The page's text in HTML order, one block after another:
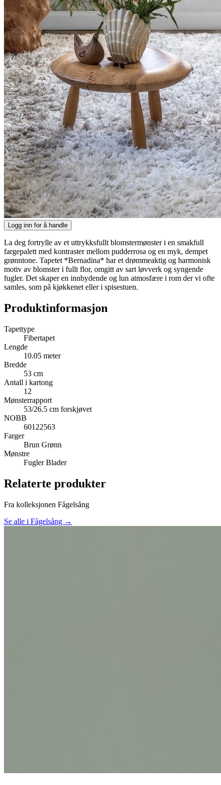
Logg inn for å handle
La deg fortrylle av et uttrykksfullt blomstermønster i en smakfull
fargepalett med kontraster mellom pudderrosa og en myk, dempet
grønntone. Tapetet *Bernadina* har et drømmeaktig og harmonisk
motiv av blomster i fullt flor, omgitt av sart løvverk og syngende
fugler. Det skaper en innbydende og lun atmosfære i rom der vi ofte
samles, som på kjøkkenet eller i spisestuen.
Produktinformasjon
Tapettype
Fibertapet
Lengde
10.05 meter
Bredde
53 cm
Antall i kartong
12
Mønsterrapport
53/26.5 cm forskjøvet
NOBB
60122563
Farger
Brun Grønn
Mønstre
FuglerBlader
Relaterte produkter
Fra kolleksjonen Fågelsång
Se alle i Fågelsång →